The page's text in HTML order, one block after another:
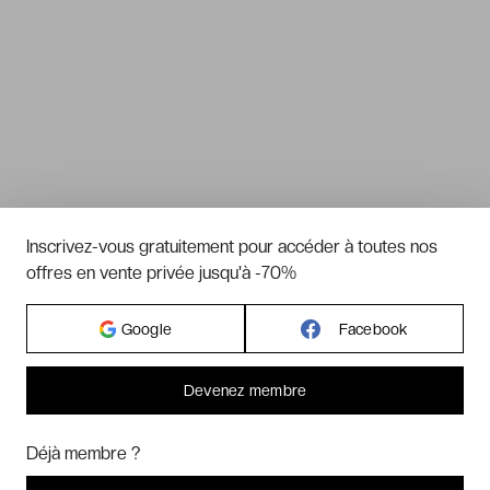
Inscrivez-vous gratuitement pour accéder à toutes nos
offres en vente privée jusqu'à -70%
Google Facebook
Devenez membre
Déjà membre ?
Marketing? Vous pouvez toujours modifier ou retirer votre